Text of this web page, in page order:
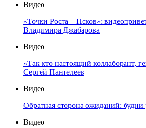
Видео
«Точки Роста – Псков»:
Владимира Джабарова
Видео
«Так кто настоящий коллаборант,
Сергей Пантелеев
Видео
Обратная сторона ожиданий: будни
Видео